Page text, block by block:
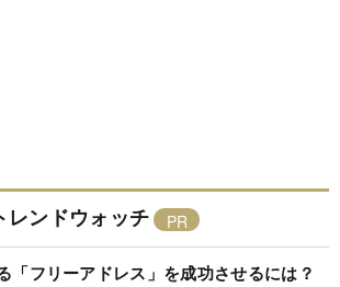
レンドウォッチ
「フリーアドレス」を成功させるには？